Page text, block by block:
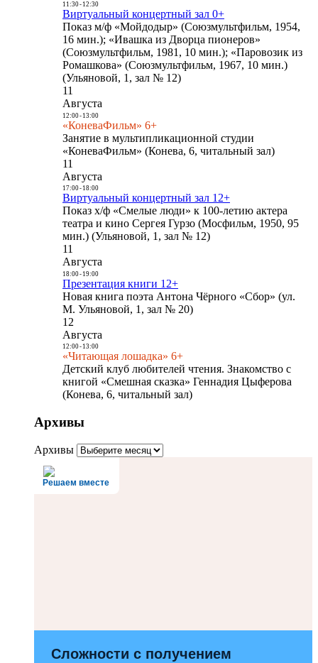
11:30- 12:30
Виртуальный концертный зал 0+
Показ м/ф «Мойдодыр» (Союзмультфильм, 1954,
16 мин.); «Ивашка из Дворца пионеров»
(Союзмультфильм, 1981, 10 мин.); «Паровозик из
Ромашкова» (Союзмультфильм, 1967, 10 мин.)
(Ульяновой, 1, зал № 12)
11
Августа
12:00- 13:00
«КоневаФильм» 6+
Занятие в мультипликационной студии
«КоневаФильм» (Конева, 6, читальный зал)
11
Августа
17:00- 18:00
Виртуальный концертный зал 12+
Показ х/ф «Смелые люди» к 100-летию актера
театра и кино Сергея Гурзо (Мосфильм, 1950, 95
мин.) (Ульяновой, 1, зал № 12)
11
Августа
18:00- 19:00
Презентация книги 12+
Новая книга поэта Антона Чёрного «Сбор» (ул.
М. Ульяновой, 1, зал № 20)
12
Августа
12:00- 13:00
«Читающая лошадка» 6+
Детский клуб любителей чтения. Знакомство с
книгой «Смешная сказка» Геннадия Цыферова
(Конева, 6, читальный зал)
Архивы
Архивы
Решаем вместе
Сложности с получением